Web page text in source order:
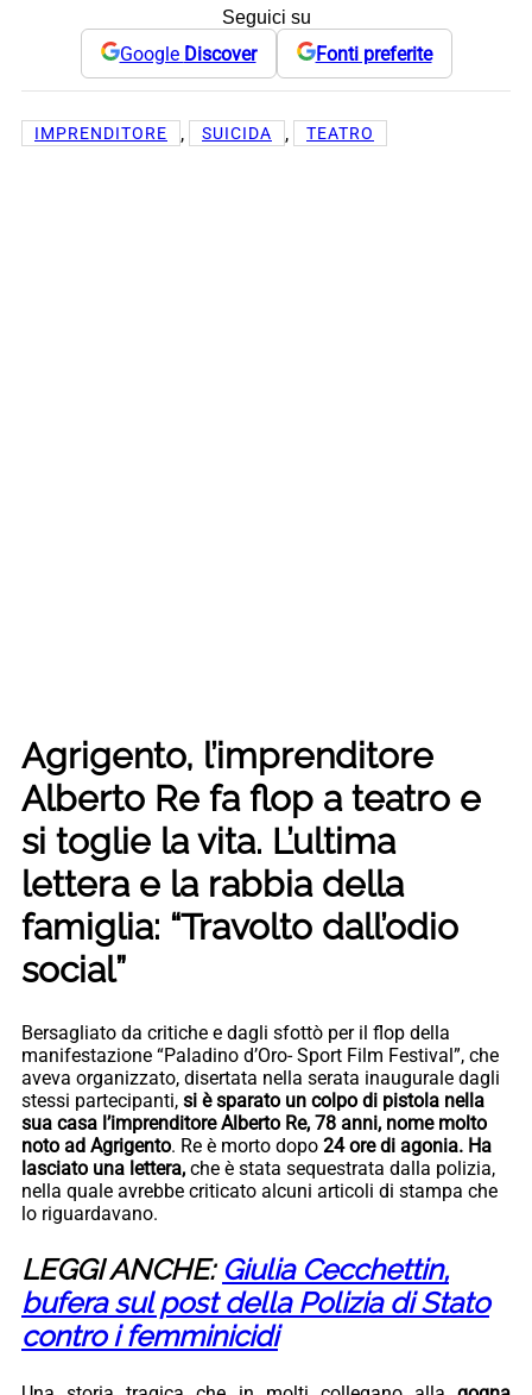
Seguici su
Google Discover Fonti preferite
IMPRENDITORE , SUICIDA , TEATRO
Agrigento, l’imprenditore
Alberto Re fa flop a teatro e
si toglie la vita. L’ultima
lettera e la rabbia della
famiglia: “Travolto dall’odio
social”
Bersagliato da critiche e dagli sfottò per il flop della
manifestazione “Paladino d’Oro- Sport Film Festival”, che
aveva organizzato, disertata nella serata inaugurale dagli
stessi partecipanti, si è sparato un colpo di pistola nella
sua casa l’imprenditore Alberto Re, 78 anni, nome molto
noto ad Agrigento. Re è morto dopo 24 ore di agonia. Ha
lasciato una lettera, che è stata sequestrata dalla polizia,
nella quale avrebbe criticato alcuni articoli di stampa che
lo riguardavano.
LEGGI ANCHE: Giulia Cecchettin,
bufera sul post della Polizia di Stato
contro i femminicidi